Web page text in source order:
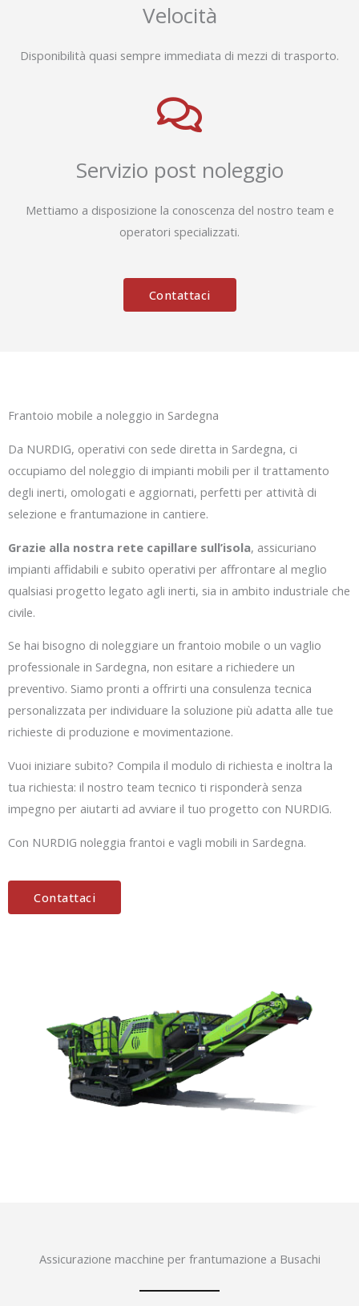
Velocità
Disponibilità quasi sempre immediata di mezzi di trasporto.
Servizio post noleggio
Mettiamo a disposizione la conoscenza del nostro team e
operatori specializzati.
Contattaci
Frantoio mobile a noleggio in Sardegna
Da NURDIG, operativi con sede diretta in Sardegna, ci
occupiamo del noleggio di impianti mobili per il trattamento
degli inerti, omologati e aggiornati, perfetti per attività di
selezione e frantumazione in cantiere.
Grazie alla nostra rete capillare sull’isola, assicuriano
impianti affidabili e subito operativi per affrontare al meglio
qualsiasi progetto legato agli inerti, sia in ambito industriale che
civile.
Se hai bisogno di noleggiare un frantoio mobile o un vaglio
professionale in Sardegna, non esitare a richiedere un
preventivo. Siamo pronti a offrirti una consulenza tecnica
personalizzata per individuare la soluzione più adatta alle tue
richieste di produzione e movimentazione.
Vuoi iniziare subito? Compila il modulo di richiesta e inoltra la
tua richiesta: il nostro team tecnico ti risponderà senza
impegno per aiutarti ad avviare il tuo progetto con NURDIG.
Con NURDIG noleggia frantoi e vagli mobili in Sardegna.
Contattaci
Assicurazione macchine per frantumazione a Busachi